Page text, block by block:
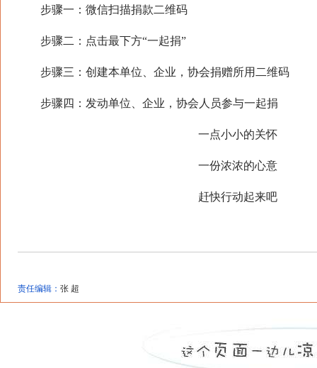
步骤一：微信扫描捐款二维码
步骤二：点击最下方“一起捐”
步骤三：创建本单位、企业，协会捐赠所用二维码
步骤四：发动单位、企业，协会人员参与一起捐
一点小小的关怀
一份浓浓的心意
赶快行动起来吧
责任编辑： 张 超